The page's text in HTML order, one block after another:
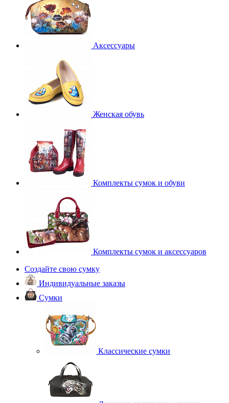
Аксессуары
Женская обувь
Комплекты сумок и обуви
Комплекты сумок и аксессуаров
Создайте свою сумку
Индивидуальные заказы
Сумки
Классические сумки